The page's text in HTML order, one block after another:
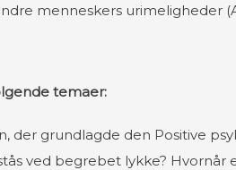
menneskers urimeligheder
temaer:
der grundlagde den Positive
ved begrebet lykke? Hvornår